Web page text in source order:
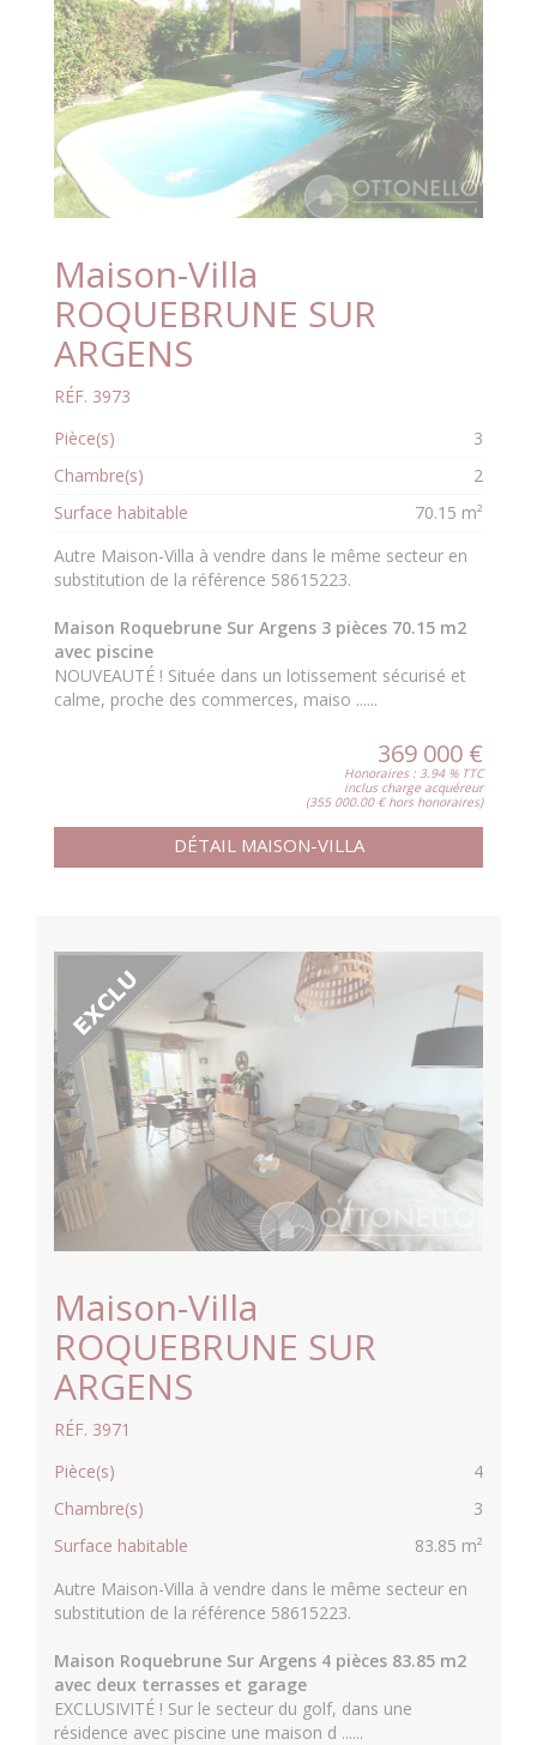
Maison-Villa
ROQUEBRUNE SUR
ARGENS
RÉF. 3973
Pièce(s)
3
Chambre(s)
2
Surface habitable
70.15 m²
Autre Maison-Villa à vendre dans le même secteur en
substitution de la référence 58615223.
Maison Roquebrune Sur Argens 3 pièces 70.15 m2
avec piscine
NOUVEAUTÉ ! Située dans un lotissement sécurisé et
calme, proche des commerces, maiso ......
369 000 €
Honoraires : 3.94 % TTC
inclus charge acquéreur
(355 000.00 € hors honoraires)
DÉTAIL MAISON-VILLA
Maison-Villa
ROQUEBRUNE SUR
ARGENS
RÉF. 3971
Pièce(s)
4
Chambre(s)
3
Surface habitable
83.85 m²
Autre Maison-Villa à vendre dans le même secteur en
substitution de la référence 58615223.
Maison Roquebrune Sur Argens 4 pièces 83.85 m2
avec deux terrasses et garage
EXCLUSIVITÉ ! Sur le secteur du golf, dans une
résidence avec piscine une maison d ......